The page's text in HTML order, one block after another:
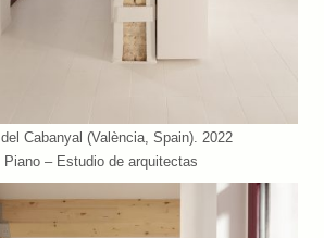
Cabanyal (València, Spain). 2022
Piano – Estudio de arquitectas